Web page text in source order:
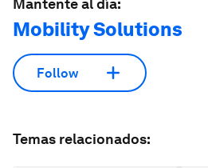
Mantente al día:
Mobility Solutions
Follow
Temas relacionados: